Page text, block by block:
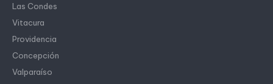
Las Condes
Vitacura
Providencia
Concepción
Valparaíso